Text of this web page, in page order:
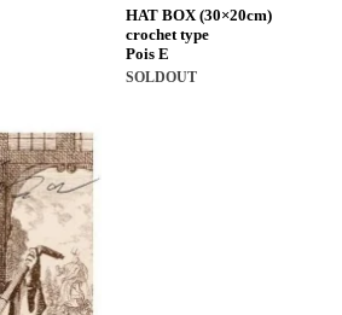
HAT BOX (30×20cm)
crochet type
Pois E
SOLDOUT